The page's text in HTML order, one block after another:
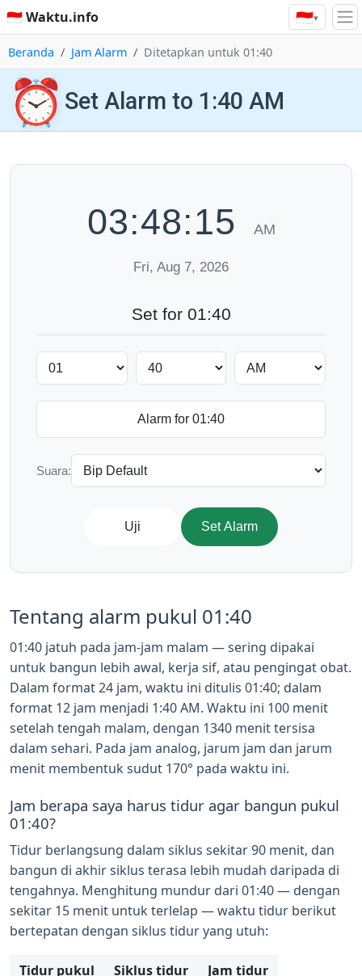
🇮🇩 Waktu.info 🇮🇩▾
Beranda Jam Alarm Ditetapkan untuk 01:40
⏰ Set Alarm to 1:40 AM
03:48:16 AM
Fri, Aug 7, 2026
Set for 01:40
Suara:
Uji Set Alarm
Tentang alarm pukul 01:40
01:40 jatuh pada jam-jam malam — sering dipakai
untuk bangun lebih awal, kerja sif, atau pengingat obat.
Dalam format 24 jam, waktu ini ditulis 01:40; dalam
format 12 jam menjadi 1:40 AM. Waktu ini 100 menit
setelah tengah malam, dengan 1340 menit tersisa
dalam sehari. Pada jam analog, jarum jam dan jarum
menit membentuk sudut 170° pada waktu ini.
Jam berapa saya harus tidur agar bangun pukul
01:40?
Tidur berlangsung dalam siklus sekitar 90 menit, dan
bangun di akhir siklus terasa lebih mudah daripada di
tengahnya. Menghitung mundur dari 01:40 — dengan
sekitar 15 menit untuk terlelap — waktu tidur berikut
bertepatan dengan siklus tidur yang utuh:
Tidur pukul Siklus tidur
Jam tidur